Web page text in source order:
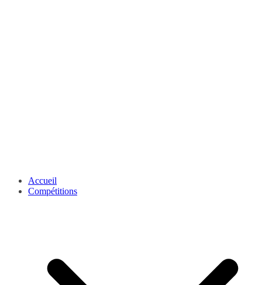
Accueil
Compétitions